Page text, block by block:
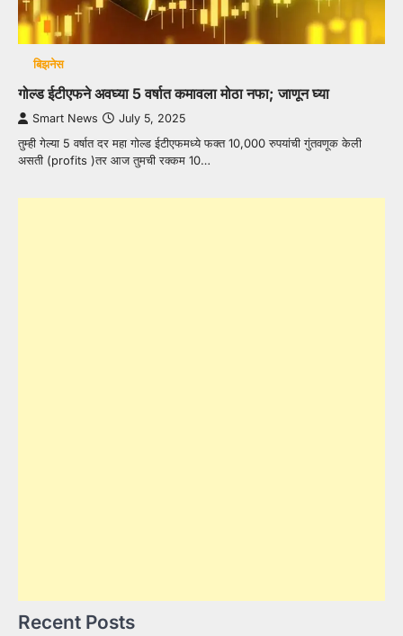
बिझनेस
गोल्ड ईटीएफने अवघ्या 5 वर्षात कमावला मोठा नफा; जाणून घ्या
Smart News July 5, 2025
तुम्ही गेल्या 5 वर्षात दर महा गोल्ड ईटीएफमध्ये फक्त 10,000 रुपयांची गुंतवणूक केली
असती (profits )तर आज तुमची रक्कम 10…
Recent Posts